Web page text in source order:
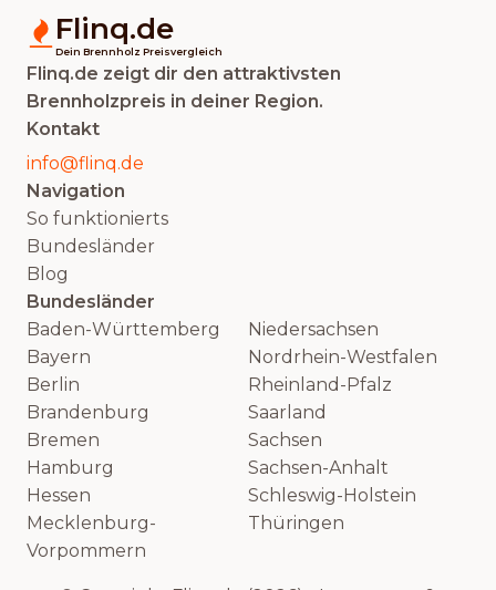
Flinq.de
Dein Brennholz Preisvergleich
Flinq.de zeigt dir den attraktivsten
Brennholzpreis in deiner Region.
Kontakt
info@flinq.de
Navigation
So funktionierts
Bundesländer
Blog
Bundesländer
Baden-Württemberg
Bayern
Berlin
Brandenburg
Bremen
Hamburg
Hessen
Mecklenburg-
Vorpommern
Niedersachsen
Nordrhein-Westfalen
Rheinland-Pfalz
Saarland
Sachsen
Sachsen-Anhalt
Schleswig-Holstein
Thüringen